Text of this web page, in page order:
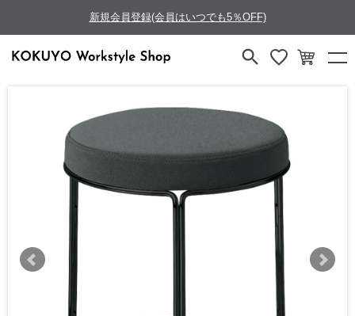
新規会員登録(会員はいつでも5％OFF)